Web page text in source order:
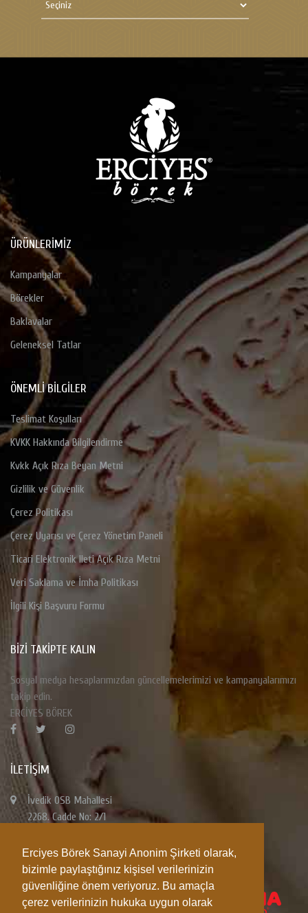
Erciyes Börek Sanayi Anonim Şirketi olarak,
bizimle paylaştığınız kişisel verilerinizin
güvenliğine önem veriyoruz. Bu amaçla
çerez verilerinizin hukuka uygun olarak
ÜRÜNLERIMIZ
Kampanyalar
Börekler
Baklavalar
Geleneksel Tatlar
ÖNEMLI BILGILER
Teslimat Koşulları
KVKK Hakkında Bilgilendirme
Kvkk Açık Rıza Beyan Metni
Gizlilik ve Güvenlik
Çerez Politikası
Çerez Uyarısı ve Çerez Yönetim Paneli
Ticari Elektronik Ileti Açık Rıza Metni
Veri Saklama ve İmha Politikası
İlgili Kişi Başvuru Formu
BİZİ TAKİPTE KALIN
Sosyal medya hesaplarımızdan güncellemelerimizi ve kampanyalarımızı
takip edin.
ERCİYES BÖREK
İLETIŞIM
İvedik OSB Mahallesi
2268. Cadde No: 2/1
0850 333 06 06
0312 945 06 06
0312 394 76 40-60